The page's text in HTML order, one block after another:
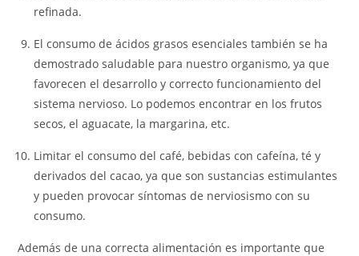
refinada.
El consumo de ácidos grasos esenciales también se ha
demostrado saludable para nuestro organismo, ya que
favorecen el desarrollo y correcto funcionamiento del
sistema nervioso. Lo podemos encontrar en los frutos
secos, el aguacate, la margarina, etc.
Limitar el consumo del café, bebidas con cafeína, té y
derivados del cacao, ya que son sustancias estimulantes
y pueden provocar síntomas de nerviosismo con su
consumo.
Además de una correcta alimentación es importante que